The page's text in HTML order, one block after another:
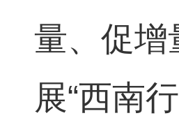
量、促增
展“西南